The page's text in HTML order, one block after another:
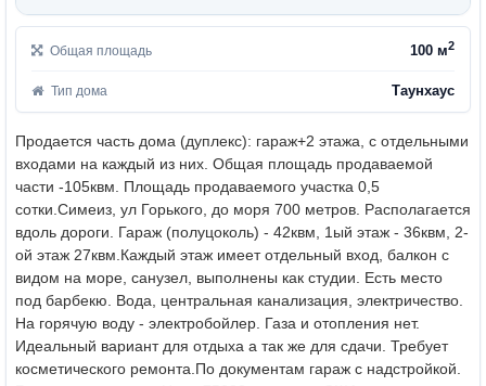
Общая площадь 100 м2
Тип дома Таунхаус
Продается часть дома (дуплекс): гараж+2 этажа, с отдельными
входами на каждый из них. Общая площадь продаваемой
части -105квм. Площадь продаваемого участка 0,5
сотки. Симеиз, ул Горького, до моря 700 метров. Располагается
вдоль дороги. Гараж (полуцоколь) - 42квм, 1ый этаж - 36квм, 2-
ой этаж 27квм. Каждый этаж имеет отдельный вход, балкон с
видом на море, санузел, выполнены как студии. Есть место
под барбекю. Вода, центральная канализация, электричество.
На горячую воду - электробойлер. Газа и отопления нет.
Идеальный вариант для отдыха а так же для сдачи. Требует
косметического ремонта. По документам гараж с надстройкой.